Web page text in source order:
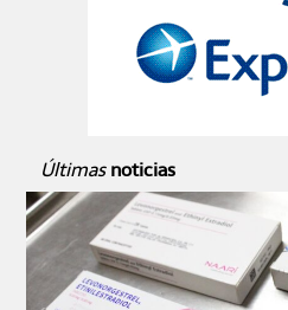
Últimas noticias